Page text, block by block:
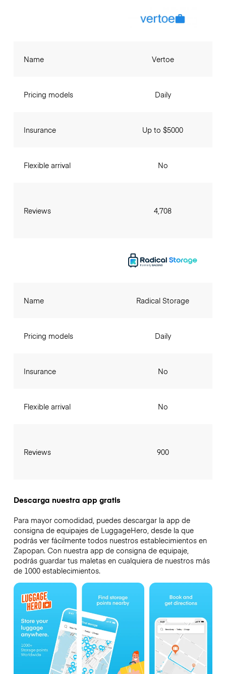
Name
Pricing models
Insurance
Flexible arrival
Reviews
Vertoe
Daily
Up to $5000
No
4,708
Name
Pricing models
Insurance
Flexible arrival
Reviews
Radical Storage
Daily
No
No
900
Descarga nuestra app gratis
Para mayor comodidad, puedes descargar la app de
consigna de equipajes de LuggageHero, desde la que
podrás ver fácilmente todos nuestros establecimientos en
Zapopan. Con nuestra app de consigna de equipaje,
podrás guardar tus maletas en cualquiera de nuestros más
de 1000 establecimientos.